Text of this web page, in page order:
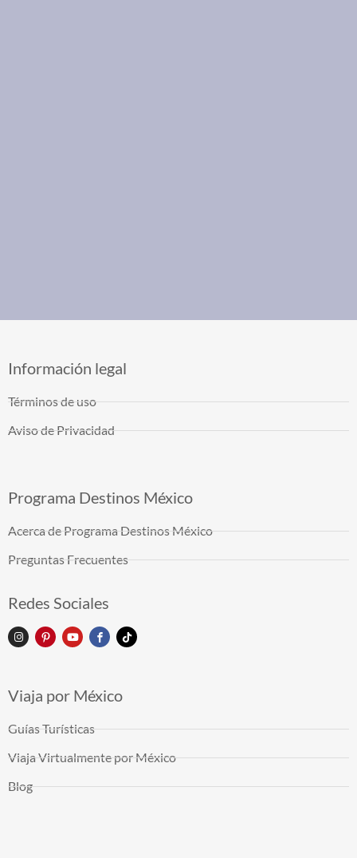
Información legal
Términos de uso
Aviso de Privacidad
Programa Destinos México
Acerca de Programa Destinos México
Preguntas Frecuentes
Redes Sociales
Viaja por México
Guías Turísticas
Viaja Virtualmente por México
Blog